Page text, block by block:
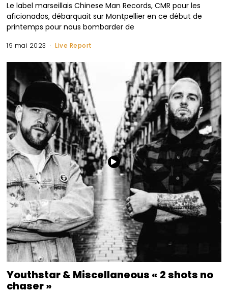
Le label marseillais Chinese Man Records, CMR pour les
aficionados, débarquait sur Montpellier en ce début de
printemps pour nous bombarder de
19 mai 2023 Live Report
Youthstar & Miscellaneous « 2 shots no
chaser »